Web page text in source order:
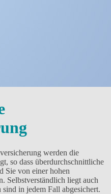
werden die
so dass überdurchschnittliche
Sie von einer hohen
Selbstverständlich liegt auch
in jedem Fall abgesichert.